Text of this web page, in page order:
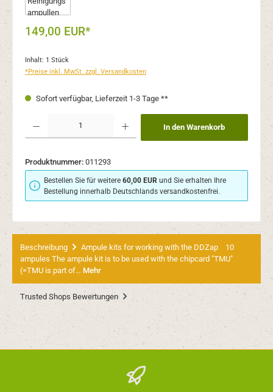
149,00 EUR*
Inhalt: 1 Stück
*Preise inkl. MwSt. zzgl. Versandkosten
Sofort verfügbar, Lieferzeit 1-3 Tage **
Produkt Anzahl: Gib den gewünschten Wert ein oder benutze die Schaltflächen
In den Warenkorb
Produktnummer: 011293
Bestellen Sie für weitere60,00 EUR und Sie erhalten Ihre
Bestellung innerhalb Deutschlands versandkostenfrei.
Beschreibung
Ampule kits for working with the DDZap 10
ampules The ampule kit is to be used with the chipcard "TMU"
(=TMU is part of… Mehr
Trusted Shops Bewertungen